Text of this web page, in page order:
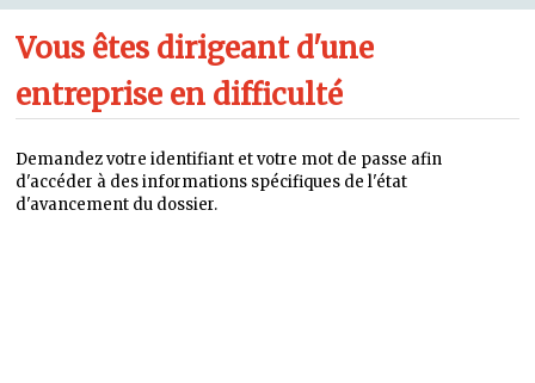
Vous êtes dirigeant d'une
entreprise en difficulté
Demandez votre identifiant et votre mot de passe afin
d'accéder à des informations spécifiques de l'état
d'avancement du dossier.